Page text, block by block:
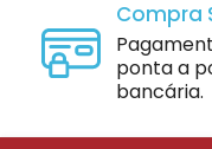
Compra
ponta a
bancária.